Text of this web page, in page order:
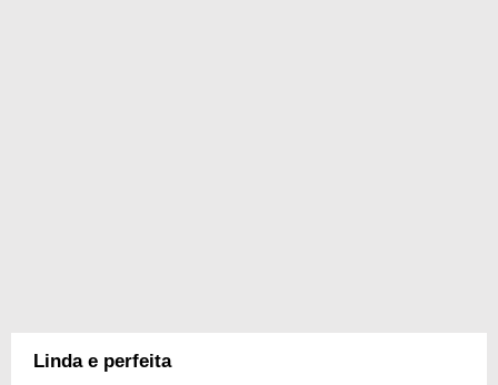
Linda e perfeita